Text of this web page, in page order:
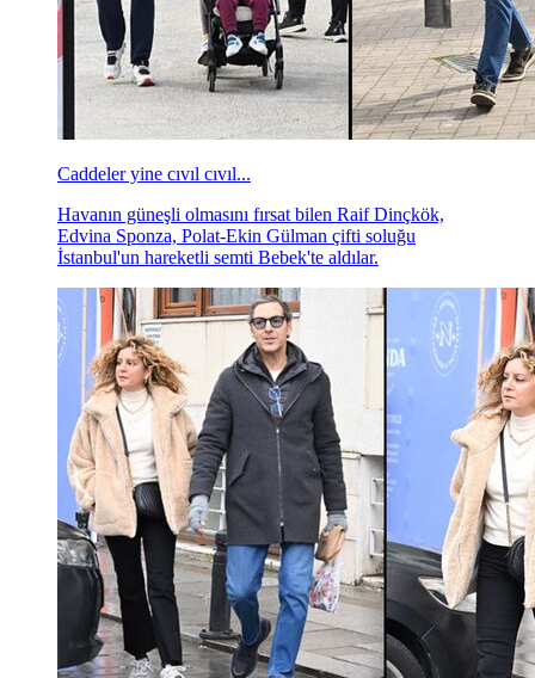
Caddeler yine cıvıl cıvıl...
Havanın güneşli olmasını fırsat bilen Raif Dinçkök,
Edvina Sponza, Polat-Ekin Gülman çifti soluğu
İstanbul'un hareketli semti Bebek'te aldılar.